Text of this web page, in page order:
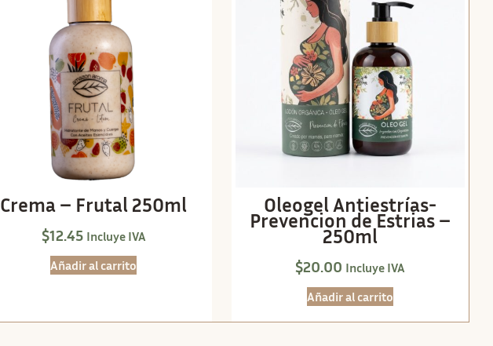
Crema – Frutal 250ml
$12.45 Incluye IVA
Añadir al carrito
Oleogel Antiestrías-
Prevencion de Estrias –
250ml
$20.00 Incluye IVA
Añadir al carrito